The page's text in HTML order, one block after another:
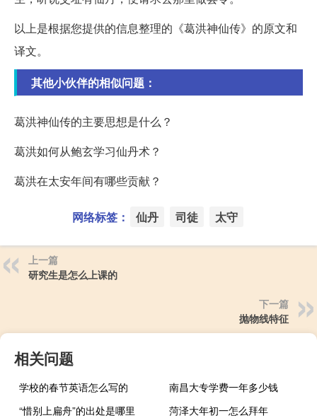
以上是根据您提供的信息整理的《葛洪神仙传》的原文和
译文。
其他小伙伴的相似问题：
葛洪神仙传的主要思想是什么？
葛洪如何从鲍玄学习仙丹术？
葛洪在太安年间有哪些贡献？
网络标签： 仙丹 司徒 太守
上一篇
研究生是怎么上课的
下一篇
抛物线特征
相关问题
学校的春节英语怎么写的
南昌大专学费一年多少钱
“惜别上扁舟”的出处是哪里
菏泽大年初一怎么拜年